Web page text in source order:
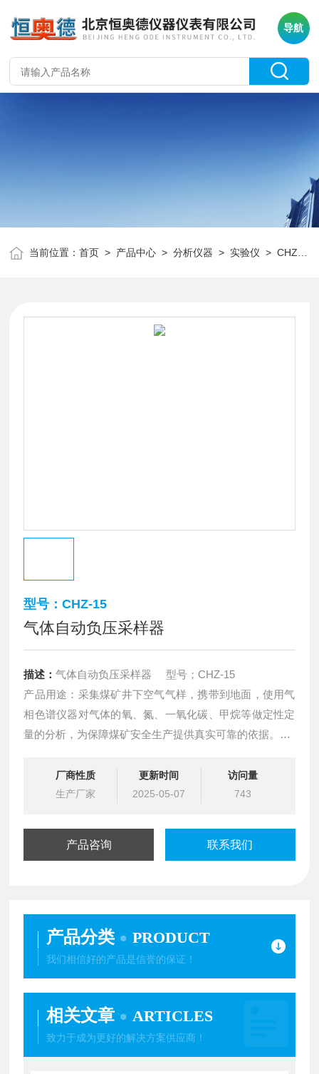
导航
当前位置：首页 > 产品中心 >分析仪器 > 实验仪 > CHZ-15气体自动负压采样器
型号：CHZ-15
气体自动负压采样器
描述：气体自动负压采样器 型号；CHZ-15
产品用途：采集煤矿井下空气气样，携带到地面，使用气
相色谱仪器对气体的氧、氮、一氧化碳、甲烷等做定性定
量的分析，为保障煤矿安全生产提供真实可靠的依据。
厂商性质
生产厂家
更新时间
2025-05-07
访问量
743
产品咨询 联系我们
产品分类 PRODUCT
我们相信好的产品是信誉的保证！
相关文章 ARTICLES
致力于成为更好的解决方案供应商！